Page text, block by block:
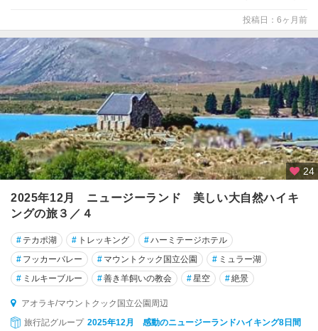
ル
・
タ
ズ
マ
ン
国
立
公
園
周
辺
マ
ル
カ
イ
ウ
投稿日：6ヶ月前
24
2025年12月 ニュージーランド 美しい大自然ハイキ
ングの旅３／４
# テカポ湖 # トレッキング #ハーミテージホテル
# フッカーバレー # マウントクック国立公園 # ミュラー湖
# ミルキーブルー #善き羊飼いの教会 #星空 #絶景
アオラキ/マウントクック国立公園周辺
旅行記グループ 2025年12月 感動のニュージーランドハイキング8日間